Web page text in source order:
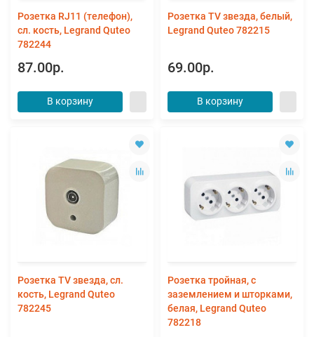
Розетка RJ11 (телефон),
сл. кость, Legrand Quteo
782244
87.00р.
В корзину
Розетка TV звезда, белый,
Legrand Quteo 782215
69.00р.
В корзину
Розетка TV звезда, сл.
кость, Legrand Quteo
782245
Розетка тройная, с
заземлением и шторками,
белая, Legrand Quteo
782218